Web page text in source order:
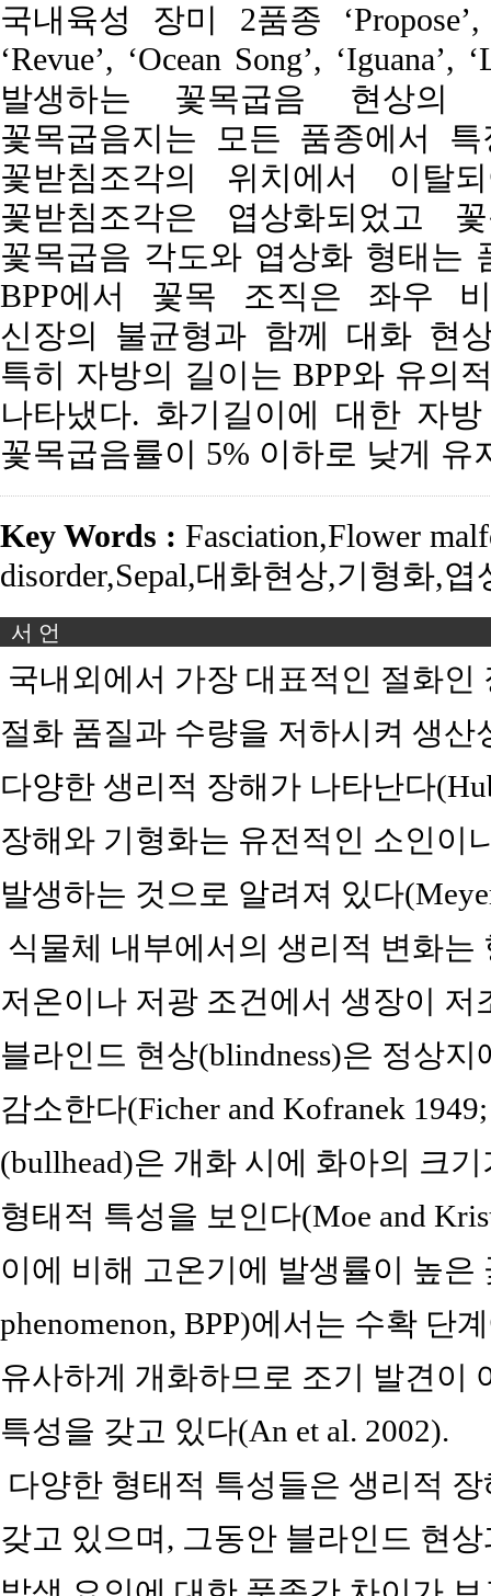
국내육성 장미 2품종
‘Revue’, ‘Ocean Song’,
발생하는 꽃목굽음 현상의
꽃목굽음지는 모든 품종에서
꽃받침조각의 위치에서 이탈
꽃받침조각은 엽상화되었고
꽃목굽음 각도와 엽상화 형태는
BPP에서 꽃목 조직은 좌우
신장의 불균형과 함께 대화 현
특히 자방의 길이는 BPP와 유의
나타냈다. 화기길이에 대한 자
꽃목굽음률이 5% 이하로 낮게 유
Key Words : Fasciation,Flower
disorder,Sepal,대화현상,기형화,엽
서 언
국내외에서 가장 대표적인 절화
절화 품질과 수량을 저하시켜 생
다양한 생리적 장해가 나타난다
장해와 기형화는 유전적인 소인이
발생하는 것으로 알려져 있다
식물체 내부에서의 생리적 변화는
저온이나 저광 조건에서 생장이
블라인드 현상(blindness)은 정상
감소한다(Ficher and Kofranek
(bullhead)은 개화 시에 화아의 크
형태적 특성을 보인다(Moe and
이에 비해 고온기에 발생률이 높은
phenomenon, BPP)에서는 수확 단
유사하게 개화하므로 조기 발견이
특성을 갖고 있다(An et al. 2002).
다양한 형태적 특성들은 생리적
갖고 있으며, 그동안 블라인드 현